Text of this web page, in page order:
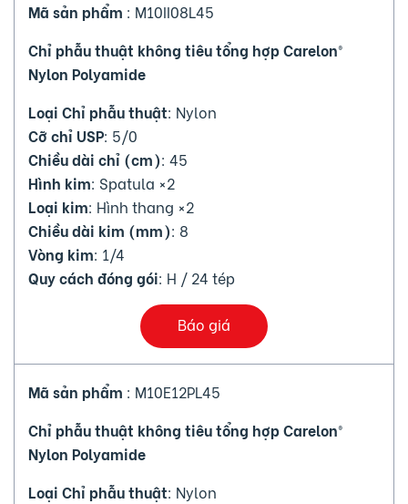
Mã sản phẩm : M10II08L45
Chỉ phẫu thuật không tiêu tổng hợp Carelon®
Nylon Polyamide
Loại Chỉ phẫu thuật: Nylon
Cỡ chỉ USP: 5/0
Chiều dài chỉ (cm): 45
Hình kim: Spatula ×2
Loại kim: Hình thang ×2
Chiều dài kim (mm): 8
Vòng kim: 1/4
Quy cách đóng gói: H / 24 tép
Báo giá
Mã sản phẩm : M10E12PL45
Chỉ phẫu thuật không tiêu tổng hợp Carelon®
Nylon Polyamide
Loại Chỉ phẫu thuật: Nylon